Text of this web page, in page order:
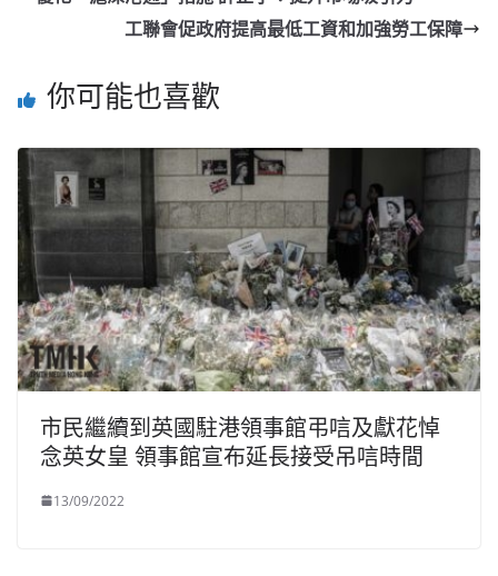
工聯會促政府提高最低工資和加強勞工保障
你可能也喜歡
市民繼續到英國駐港領事館弔唁及獻花悼
念英女皇 領事館宣布延長接受吊唁時間
13/09/2022